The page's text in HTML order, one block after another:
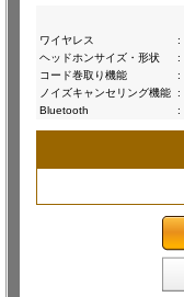
ワイヤレス
:
ヘッドホンサイズ・形状
:
コード巻取り機能
:
ノイズキャンセリング機能 :
Bluetooth
: